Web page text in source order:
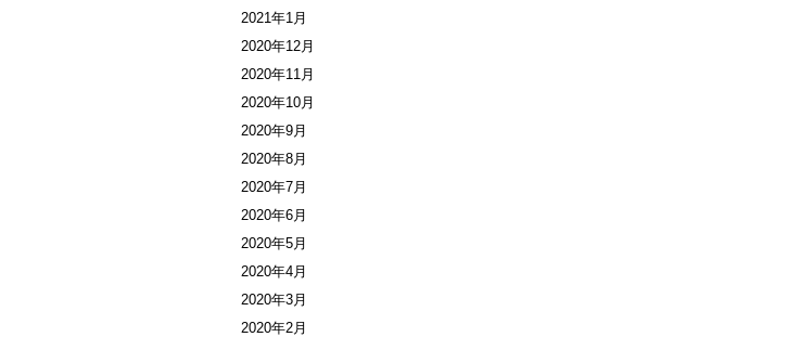
2021年1月
2020年12月
2020年11月
2020年10月
2020年9月
2020年8月
2020年7月
2020年6月
2020年5月
2020年4月
2020年3月
2020年2月